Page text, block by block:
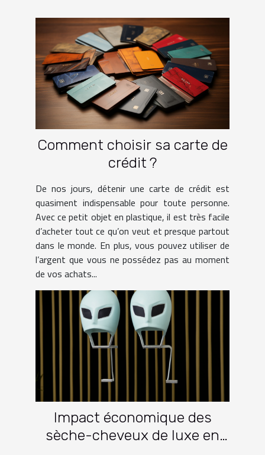
Comment choisir sa carte de
crédit ?
De nos jours, détenir une carte de crédit est
quasiment indispensable pour toute personne.
Avec ce petit objet en plastique, il est très facile
d’acheter tout ce qu’on veut et presque partout
dans le monde. En plus, vous pouvez utiliser de
l’argent que vous ne possédez pas au moment
de vos achats...
Impact économique des
sèche-cheveux de luxe en